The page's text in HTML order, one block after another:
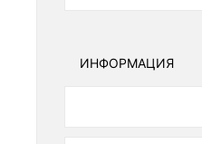
ИНФОРМАЦИЯ